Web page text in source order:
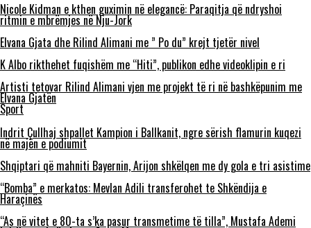
Nicole Kidman e kthen guximin në elegancë: Paraqitja që ndryshoi
ritmin e mbrëmjes në Nju-Jork
Elvana Gjata dhe Rilind Alimani me ” Po du” krejt tjetër nivel
K Albo rikthehet fuqishëm me “Hiti”, publikon edhe videoklipin e ri
Artisti tetovar Rilind Alimani vjen me projekt të ri në bashkëpunim me
Elvana Gjatën
Sport
Indrit Çullhaj shpallet Kampion i Ballkanit, ngre sërish flamurin kuqezi
në majën e podiumit
Shqiptari që mahniti Bayernin, Arijon shkëlqen me dy gola e tri asistime
“Bomba” e merkatos: Mevlan Adili transferohet te Shkëndija e
Haraçinës
“As në vitet e 80-ta s’ka pasur transmetime të tilla”, Mustafa Ademi